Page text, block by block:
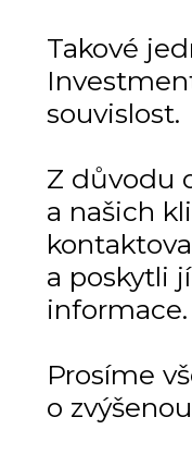
Takové
souvislost.
Z důvodu
a našich
a poskytli
informace.
Prosíme
o